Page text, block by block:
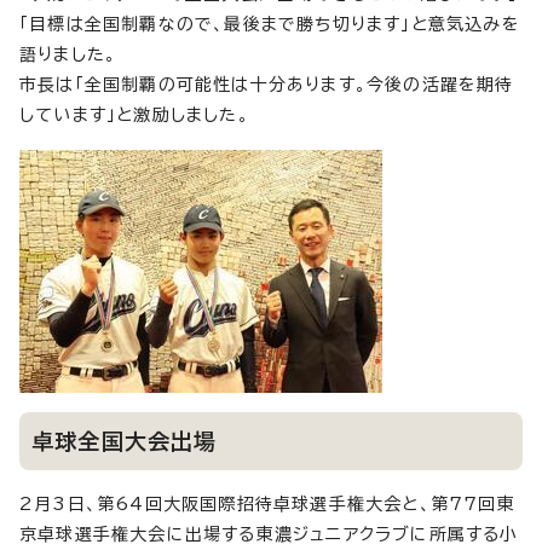
「目標は全国制覇なので、最後まで勝ち切ります」と意気込みを
語りました。
市長は「全国制覇の可能性は十分あります。今後の活躍を期待
しています」と激励しました。
卓球全国大会出場
2月3日、第64回大阪国際招待卓球選手権大会と、第77回東
京卓球選手権大会に出場する東濃ジュニアクラブに所属する小